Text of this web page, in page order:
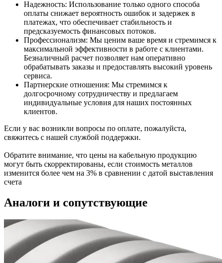
Надежность: Использование только одного способа
оплаты снижает вероятность ошибок и задержек в
платежах, что обеспечивает стабильность и
предсказуемость финансовых потоков.
Профессионализм: Мы ценим ваше время и стремимся к
максимальной эффективности в работе с клиентами.
Безналичный расчет позволяет нам оперативно
обрабатывать заказы и предоставлять высокий уровень
сервиса.
Партнерские отношения: Мы стремимся к
долгосрочному сотрудничеству и предлагаем
индивидуальные условия для наших постоянных
клиентов.
Если у вас возникли вопросы по оплате, пожалуйста,
свяжитесь с нашей службой поддержки.
Обратите внимание, что цены на кабельную продукцию
могут быть скорректированы, если стоимость металлов
изменится более чем на 3% в сравнении с датой выставления
счета
Аналоги и сопутствующие